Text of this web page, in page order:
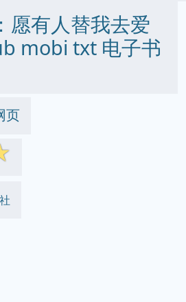
愿有人替我去爱
mobi txt 电子书
页